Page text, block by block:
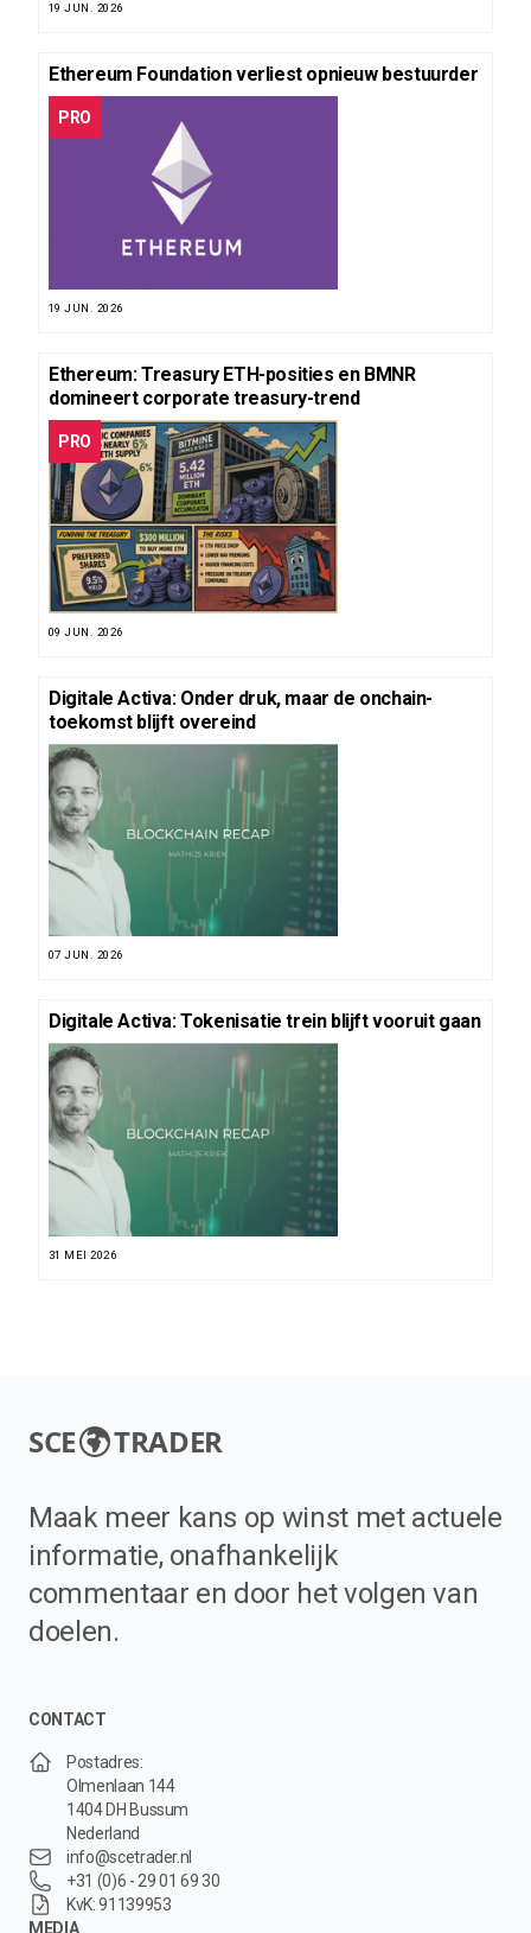
19 JUN. 2026
Ethereum Foundation verliest opnieuw bestuurder
PRO
19 JUN. 2026
Ethereum: Treasury ETH-posities en BMNR
domineert corporate treasury-trend
PRO
09 JUN. 2026
Digitale Activa: Onder druk, maar de onchain-
toekomst blijft overeind
07 JUN. 2026
Digitale Activa: Tokenisatie trein blijft vooruit gaan
31 MEI 2026
SCE TRADER
Maak meer kans op winst met actuele
informatie, onafhankelijk
commentaar en door het volgen van
doelen.
CONTACT
Postadres:
Olmenlaan 144
1404 DH Bussum
Nederland
info@scetrader.nl
+31 (0)6 - 29 01 69 30
KvK: 91139953
MEDIA